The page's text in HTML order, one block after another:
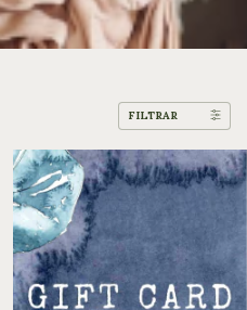
FILTRAR